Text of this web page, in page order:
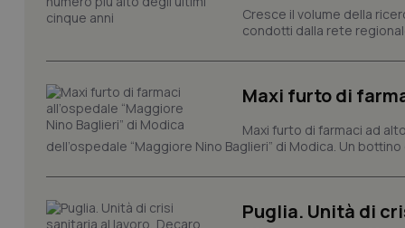
Cresce il volume della
condotti dalla rete
Maxi furto di
Maxi furto di farmaci ad
dell’ospedale “Maggiore Nino Baglieri” di Modica. Un
Puglia. Unità di
Nome
tracking-sites-